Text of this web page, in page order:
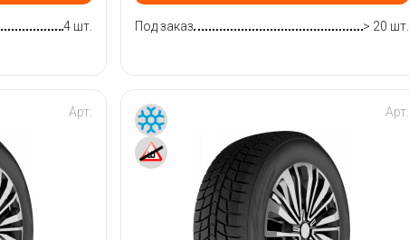
4 шт. Под заказ > 20 шт.
Арт: Арт: